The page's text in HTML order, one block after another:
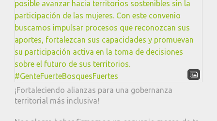
¡Fortaleciendo alianzas para una gobernanza
territorial más inclusiva!